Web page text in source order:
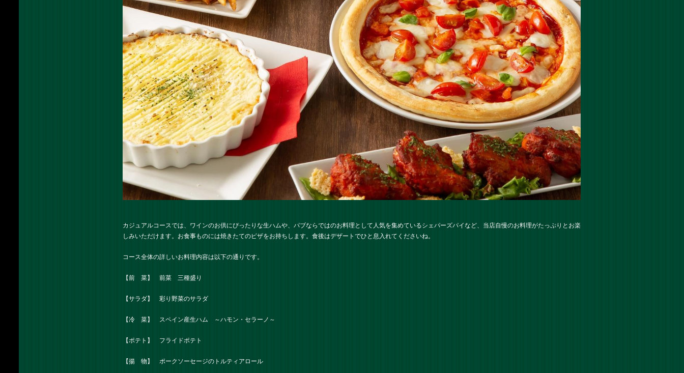
カジュアルコースでは、ワインのお供にぴったりな生ハムや、パブならではのお料理として人気を集めているシェパーズパイなど、当店自慢のお料理がたっぷりとお楽
しみいただけます。お食事ものには焼きたてのピザをお持ちします。食後はデザートでひと息入れてくださいね。
コース全体の詳しいお料理内容は以下の通りです。
【前 菜】 前菜 三種盛り
【サラダ】 彩り野菜のサラダ
【冷 菜】 スペイン産生ハム ～ハモン・セラーノ～
【ポテト】 フライドポテト
【揚 物】 ポークソーセージのトルティアロール